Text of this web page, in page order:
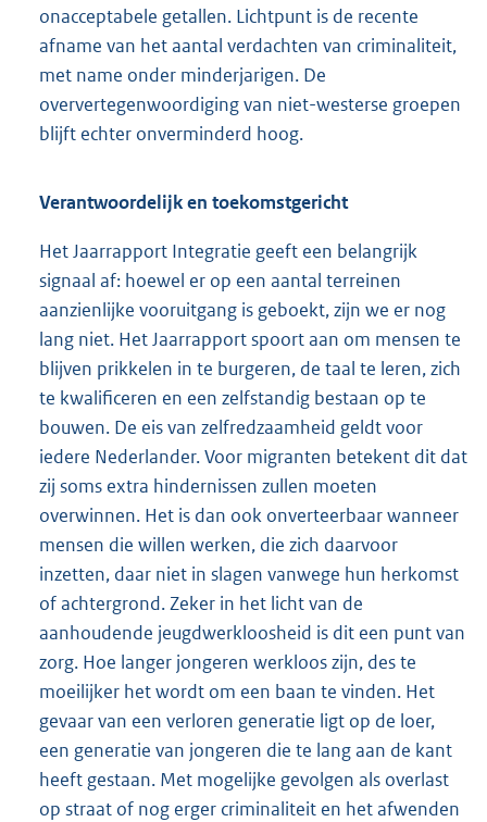
onacceptabele getallen. Lichtpunt is de recente
afname van het aantal verdachten van criminaliteit,
met name onder minderjarigen. De
oververtegenwoordiging van niet-westerse groepen
blijft echter onverminderd hoog.
Verantwoordelijk en toekomstgericht
Het Jaarrapport Integratie geeft een belangrijk
signaal af: hoewel er op een aantal terreinen
aanzienlijke vooruitgang is geboekt, zijn we er nog
lang niet. Het Jaarrapport spoort aan om mensen te
blijven prikkelen in te burgeren, de taal te leren, zich
te kwalificeren en een zelfstandig bestaan op te
bouwen. De eis van zelfredzaamheid geldt voor
iedere Nederlander. Voor migranten betekent dit dat
zij soms extra hindernissen zullen moeten
overwinnen. Het is dan ook onverteerbaar wanneer
mensen die willen werken, die zich daarvoor
inzetten, daar niet in slagen vanwege hun herkomst
of achtergrond. Zeker in het licht van de
aanhoudende jeugdwerkloosheid is dit een punt van
zorg. Hoe langer jongeren werkloos zijn, des te
moeilijker het wordt om een baan te vinden. Het
gevaar van een verloren generatie ligt op de loer,
een generatie van jongeren die te lang aan de kant
heeft gestaan. Met mogelijke gevolgen als overlast
op straat of nog erger criminaliteit en het afwenden